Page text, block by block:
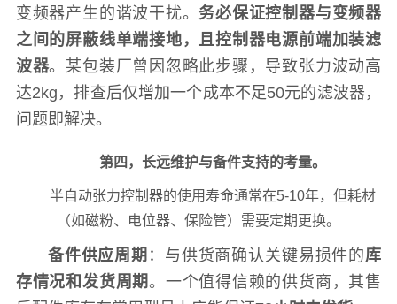
变频器产生的谐波干扰。务必保证控制器与变频器
之间的屏蔽线单端接地，且控制器电源前端加装滤
波器。某包装厂曾因忽略此步骤，导致张力波动高
达2kg，排查后仅增加一个成本不足50元的滤波器，
问题即解决。
第四，长远维护与备件支持的考量。
半自动张力控制器的使用寿命通常在5-10年，但耗材
（如磁粉、电位器、保险管）需要定期更换。
备件供应周期 ：与供货商确认关键易损件的库
存情况和发货周期。一个值得信赖的供货商，其售